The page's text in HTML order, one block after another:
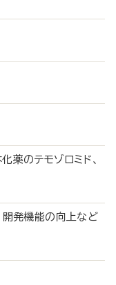
のテモゾロミド、
発機能の向上など